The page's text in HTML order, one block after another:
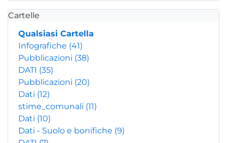
Cartelle
Qualsiasi Cartella
Infografiche (41)
Pubblicazioni (38)
DATI (35)
Pubblicazioni (20)
Dati (12)
stime_comunali (11)
Dati (10)
Dati - Suolo e bonifiche (9)